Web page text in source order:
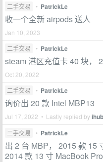
二手交易
• PatrickLe
收一个全新 airpods 送人
Jan 10, 2023
二手交易
• PatrickLe
steam 港区充值卡 40 块，
Oct 20, 2022
二手交易
• PatrickLe
询价出 20 款 Intel MBP13
Jul 17, 2022 • Lastly replied by
二手交易 • PatrickLe
出 2 台 MBP， 2015 款 15
2014 款 13 寸 MacBook